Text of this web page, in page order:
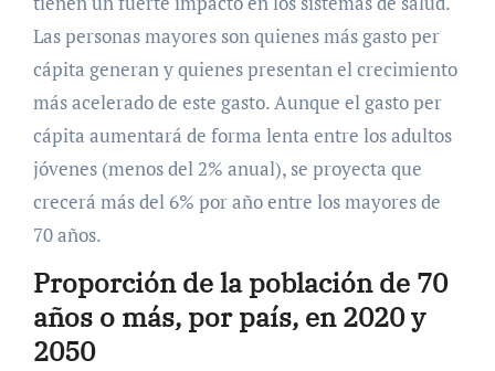
Las personas mayores son quienes más gasto per
cápita generan y quienes presentan el crecimiento
más acelerado de este gasto. Aunque el gasto per
cápita aumentará de forma lenta entre los adultos
jóvenes (menos del 2% anual), se proyecta que
crecerá más del 6% por año entre los mayores de
70 años.
Proporción de la población de 70
años o más, por país, en 2020 y
2050